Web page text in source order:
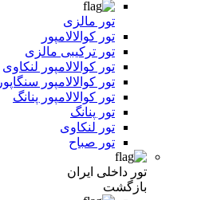
تور مالزی
تور کوالالامپور
تور ترکیبی مالزی
تور کوالالامپور لنکاوی
تور کوالالامپور سنگاپور
تور کوالالامپور پنانگ
تور پنانگ
تور لنکاوی
تور صباح
تور داخلی ایران
بازگشت